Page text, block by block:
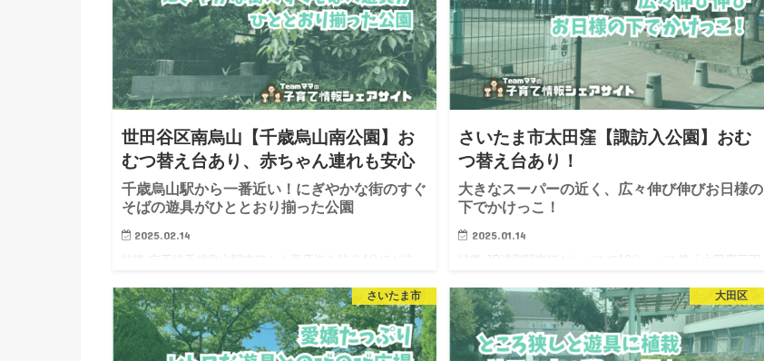
世田谷区南烏山【千歳烏山南公園】お
むつ替え台あり、赤ちゃん連れも安心
千歳烏山駅から一番近い！にぎやかな街のすぐ
そばの遊具がひととおり揃った公園
2025.02.14
な公園ですが、小さな子どもが走り回るには十分なスペ
ース。基本的な遊具が揃い、駅から近いので便利です。
商店街から少し入…
さいたま市太田窪【諏訪入公園】おむ
つ替え台あり！
大きなスーパーの近く、広々伸び伸びお日様の
下でかけっこ！
2025.01.14
ミットがあり、その裏手にあります。 閑静な住宅街の中
にありながら、地元でなじみのある大きなスーパーのお
隣で、地…
さいたま市 大田区